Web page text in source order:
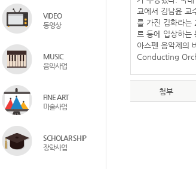
VIDEO
동영상
MUSIC
음악사업
FINE ART
미술사업
SCHOLAR SHIP
장학사업
교에서 김남윤 교
를 가진 김화라는
르 등에 입상하는
아스펜 음악제의
Conducting
첨부